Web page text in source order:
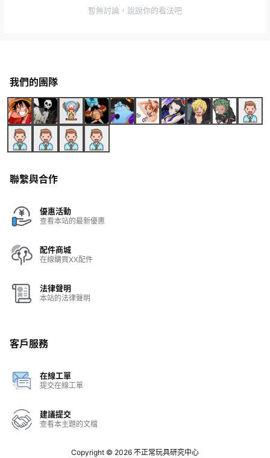
暫無討論，說說你的看法吧
我們的團隊
聯繫與合作
優惠活動
查看本站的最新優惠
配件商城
在線購買XX配件
法律聲明
本站的法律聲明
客戶服務
在線工單
提交在線工單
建議提交
查看本主題的文檔
Copyright © 2026 不正常玩具研究中心